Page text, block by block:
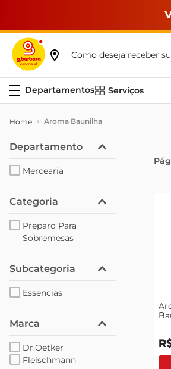
Como deseja receber
Serviços
Aroma Baunilha
Departamento
Mercearia
Categoria
Preparo Para
Sobremesas
Subcategoria
Essencias
Marca
Dr.Oetker
Fleischmann